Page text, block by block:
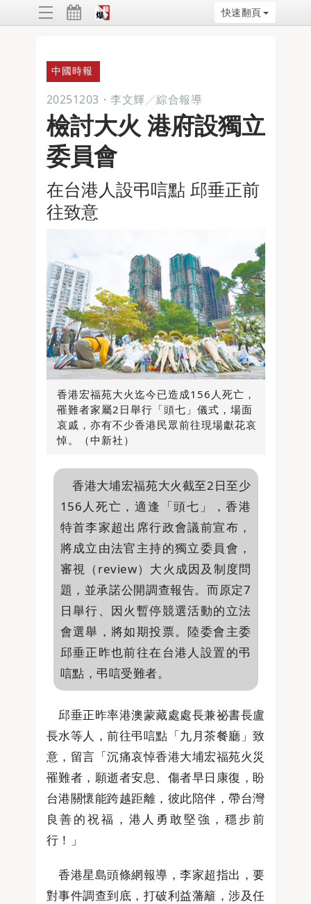
快速翻頁
中國時報
20251203 ・ 李文輝╱綜合報導
檢討大火 港府設獨立
委員會
在台港人設弔唁點 邱垂正前
往致意
香港宏福苑大火迄今已造成156人死亡，
罹難者家屬2日舉行「頭七」儀式，場面
哀戚，亦有不少香港民眾前往現場獻花哀
悼。（中新社）
香港大埔宏福苑大火截至2日至少
156人死亡，適逢「頭七」，香港
特首李家超出席行政會議前宣布，
將成立由法官主持的獨立委員會，
審視（review）大火成因及制度問
題，並承諾公開調查報告。而原定7
日舉行、因火暫停競選活動的立法
會選舉，將如期投票。陸委會主委
邱垂正昨也前往在台港人設置的弔
唁點，弔唁受難者。
邱垂正昨率港澳蒙藏處處長兼祕書長盧
長水等人，前往弔唁點「九月茶餐廳」致
意，留言「沉痛哀悼香港大埔宏福苑火災
罹難者，願逝者安息、傷者早日康復，盼
台港關懷能跨越距離，彼此陪伴，帶台灣
良善的祝福，港人勇敢堅強，穩步前
行！」
香港星島頭條網報導，李家超指出，要
對事件調查到底，打破利益藩籬，涉及任